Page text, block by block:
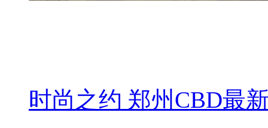
时尚之约 郑州CBD最